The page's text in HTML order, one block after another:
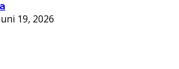
19, 2026